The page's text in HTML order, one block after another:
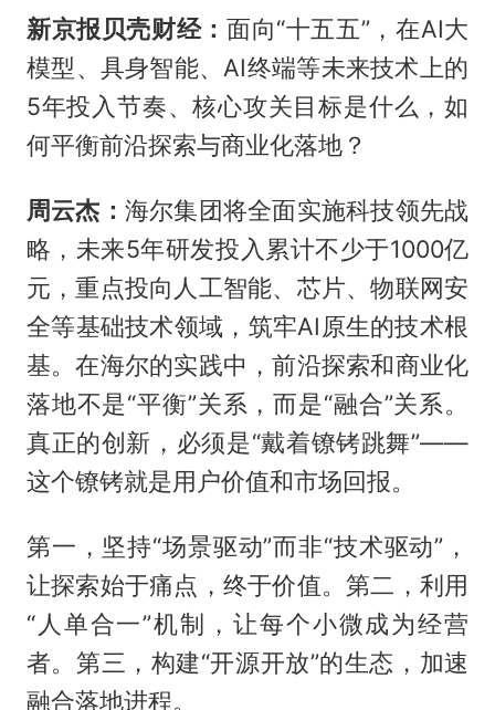
新京报贝壳财经： 面向“十五五”，在AI大
模型、具身智能、AI终端等未来技术上的
5年投入节奏、核心攻关目标是什么，如
何平衡前沿探索与商业化落地？
周云杰： 海尔集团将全面实施科技领先战
略，未来5年研发投入累计不少于1000亿
元，重点投向人工智能、芯片、物联网安
全等基础技术领域，筑牢AI原生的技术根
基。在海尔的实践中，前沿探索和商业化
落地不是“平衡”关系，而是“融合”关系。
真正的创新，必须是“戴着镣铐跳舞”——
这个镣铐就是用户价值和市场回报。
第一，坚持“场景驱动”而非“技术驱动”，
让探索始于痛点，终于价值。第二，利用
“人单合一”机制，让每个小微成为经营
者。第三，构建“开源开放”的生态，加速
融合落地进程。